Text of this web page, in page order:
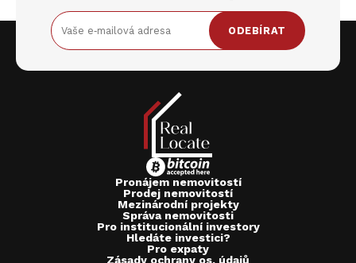
ODEBÍRAT
Pronájem nemovitostí
Prodej nemovitostí
Mezinárodní projekty
Správa nemovitosti
Pro institucionální investory
Hledáte investici?
Pro expaty
Zásady ochrany os. údajů